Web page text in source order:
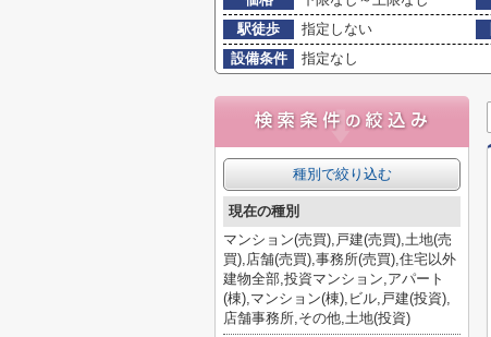
駅徒歩
指定しない
設備条件
指定なし
種別で絞り込む
現在の種別
マンション(売買),戸建(売買),土地(売
買),店舗(売買),事務所(売買),住宅以外
建物全部,投資マンション,アパート
(棟),マンション(棟),ビル,戸建(投資),
店舗事務所,その他,土地(投資)